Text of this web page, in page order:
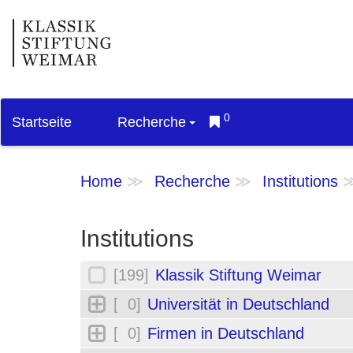
Startseite Recherche 0
Home Recherche Institutions
Institutions
[199] Klassik Stiftung Weimar
[ 0] Universität in Deutschland
[ 0] Firmen in Deutschland